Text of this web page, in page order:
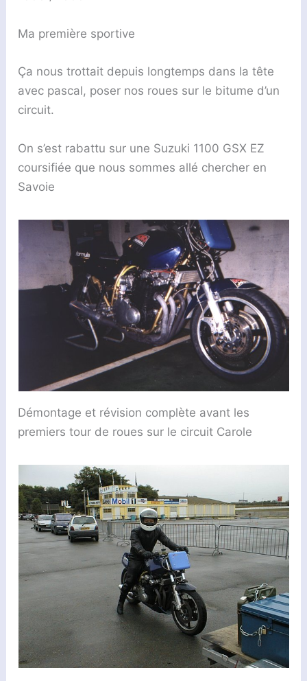
Ma première sportive
Ça nous trottait depuis longtemps dans la tête
avec pascal, poser nos roues sur le bitume d’un
circuit.
On s’est rabattu sur une Suzuki 1100 GSX EZ
coursifiée que nous sommes allé chercher en
Savoie
Démontage et révision complète avant les
premiers tour de roues sur le circuit Carole